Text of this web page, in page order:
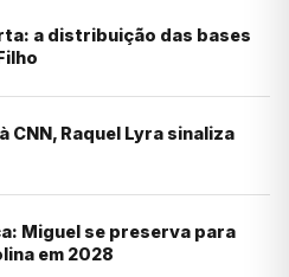
a distribuição das bases
CNN, Raquel Lyra sinaliza
Miguel se preserva para
em 2028